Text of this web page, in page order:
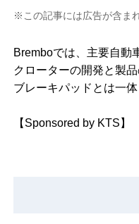
※この記事には広告が含ま
Bremboでは、主要自動
クローターの開発と製
ブレーキパッドとは一
【Sponsored by KTS】